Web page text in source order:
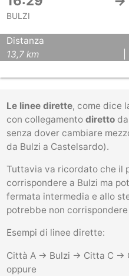
BULZI
Distanza
13,7 km
Le linee dirette, come dice
con collegamento direttoda
senza dover cambiare
da Bulzi a Castelsardo).
Tuttavia va ricordato che il
corrispondere a Bulzi ma
fermata intermedia e allo
potrebbe non
Esempi di linee dirette:
Città A -> Bulzi -> Citta C -
oppure